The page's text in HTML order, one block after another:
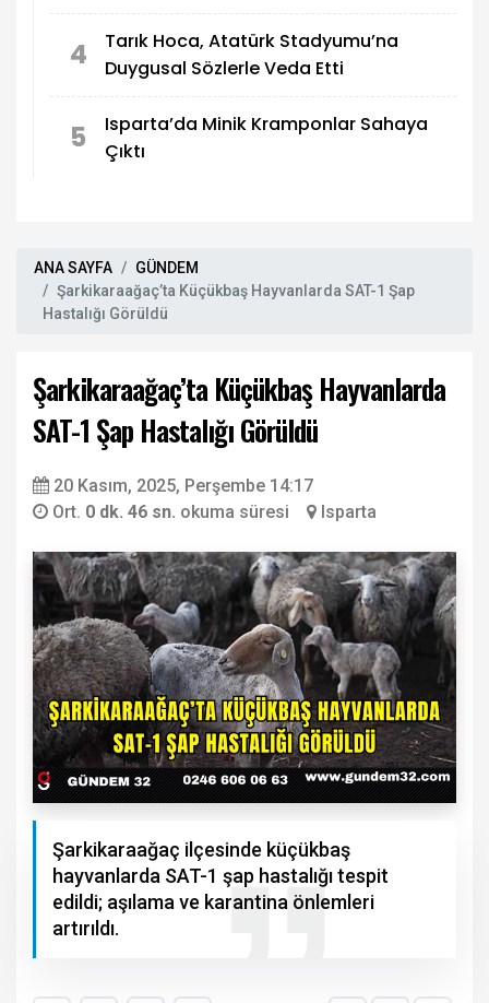
4
Tarık Hoca, Atatürk Stadyumu’na
Duygusal Sözlerle Veda Etti
5
Isparta’da Minik Kramponlar Sahaya
Çıktı
ANA SAYFA
GÜNDEM
Şarkikaraağaç’ta Küçükbaş Hayvanlarda SAT-1 Şap
Hastalığı Görüldü
Şarkikaraağaç’ta Küçükbaş Hayvanlarda
SAT-1 Şap Hastalığı Görüldü
20 Kasım, 2025, Perşembe 14:17
Ort. 0 dk. 46 sn. okuma süresi Isparta
Şarkikaraağaç ilçesinde küçükbaş
hayvanlarda SAT-1 şap hastalığı tespit
edildi; aşılama ve karantina önlemleri
artırıldı.